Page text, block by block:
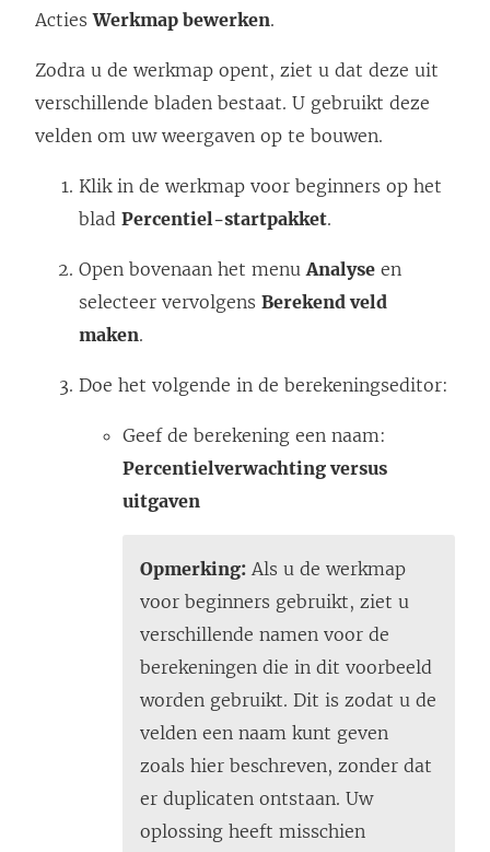
ActiesWerkmap bewerken.
Zodra u de werkmap opent, ziet u dat deze uit
verschillende bladen bestaat. U gebruikt deze
velden om uw weergaven op te bouwen.
Klik in de werkmap voor beginners op het
blad Percentiel-startpakket.
Open bovenaan het menuAnalyse en
selecteer vervolgens Berekend veld
maken.
Doe het volgende in de berekeningseditor:
Geef de berekening een naam:
Percentielverwachting versus
uitgaven
Opmerking: Als u de werkmap
voor beginners gebruikt, ziet u
verschillende namen voor de
berekeningen die in dit voorbeeld
worden gebruikt. Dit is zodat u de
velden een naam kunt geven
zoals hier beschreven, zonder dat
er duplicaten ontstaan. Uw
oplossing heeft misschien